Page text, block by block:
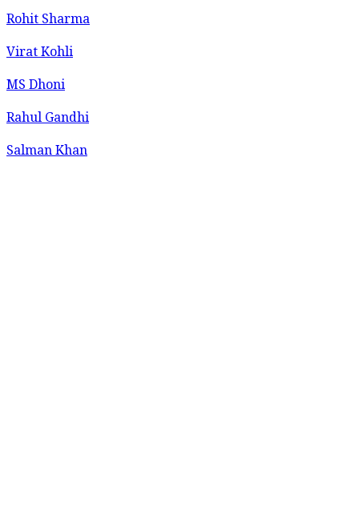
Rohit Sharma
Virat Kohli
MS Dhoni
Rahul Gandhi
Salman Khan